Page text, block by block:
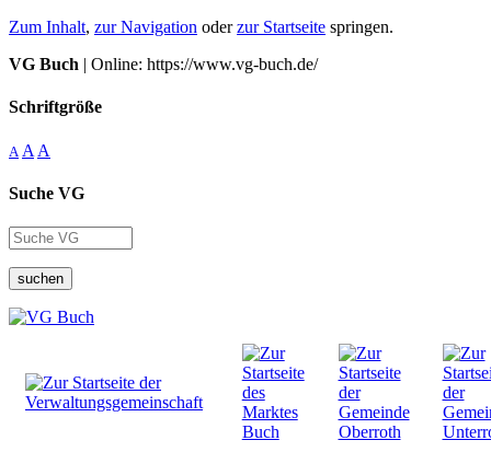
Zum Inhalt, zur Navigation oderzur Startseite springen.
VG Buch | Online: https://www.vg-buch.de/
Schriftgröße
A A A
Suche VG
suchen